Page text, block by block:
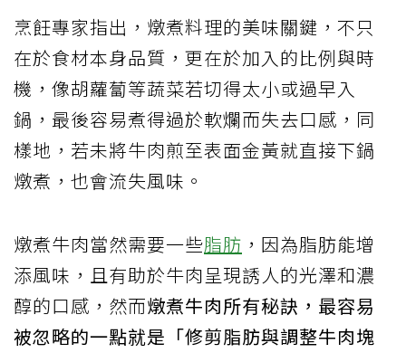
烹飪專家指出，燉煮料理的美味關鍵，不只
在於食材本身品質，更在於加入的比例與時
機，像胡蘿蔔等蔬菜若切得太小或過早入
鍋，最後容易煮得過於軟爛而失去口感，同
樣地，若未將牛肉煎至表面金黃就直接下鍋
燉煮，也會流失風味。
燉煮牛肉當然需要一些脂肪 ，因為脂肪能增
添風味，且有助於牛肉呈現誘人的光澤和濃
醇的口感，然而燉煮牛肉所有秘訣，最容易
被忽略的一點就是「修剪脂肪與調整牛肉塊